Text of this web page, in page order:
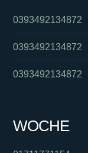
0393492134872
0393492134872
0393492134872
WOCHE